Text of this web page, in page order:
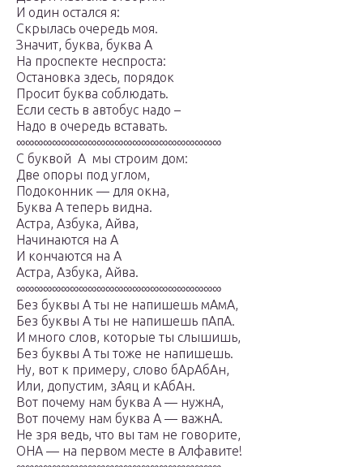
И один остался я:
Скрылась очередь моя.
Значит, буква, буква А
На проспекте неспроста:
Остановка здесь, порядок
Просит буква соблюдать.
Если сесть в автобус надо –
Надо в очередь вставать.
∞∞∞∞∞∞∞∞∞∞∞∞∞∞∞∞∞∞∞∞∞∞∞
С буквой А мы строим дом:
Две опоры под углом,
Подоконник — для окна,
Буква А теперь видна.
Астра, Азбука, Айва,
Начинаются на А
И кончаются на А
Астра, Азбука, Айва.
∞∞∞∞∞∞∞∞∞∞∞∞∞∞∞∞∞∞∞∞∞∞∞
Без буквы А ты не напишешь мАмА,
Без буквы А ты не напишешь пАпА.
И много слов, которые ты слышишь,
Без буквы А ты тоже не напишешь.
Ну, вот к примеру, слово бАрАбАн,
Или, допустим, зАяц и кАбАн.
Вот почему нам буква А — нужнА,
Вот почему нам буква А — важнА.
Не зря ведь, что вы там не говорите,
ОНА — на первом месте в Алфавите!